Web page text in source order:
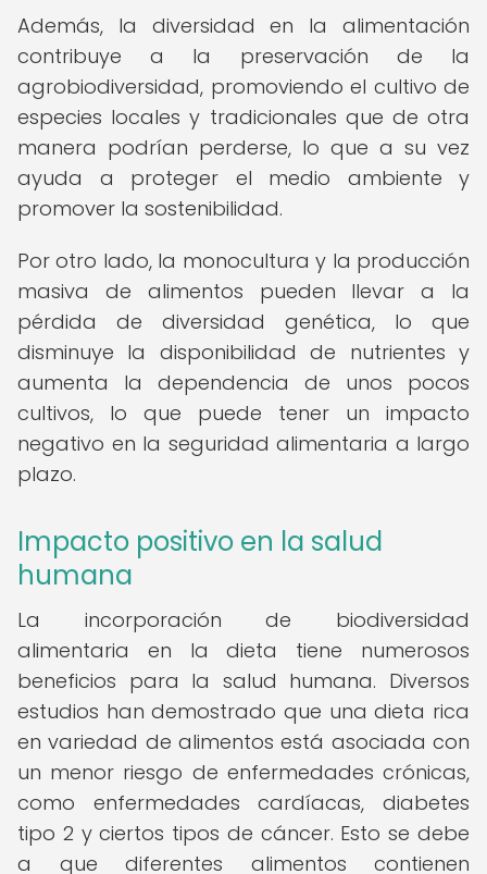
Además, la diversidad en la alimentación
contribuye a la preservación de la
agrobiodiversidad, promoviendo el cultivo de
especies locales y tradicionales que de otra
manera podrían perderse, lo que a su vez
ayuda a proteger el medio ambiente y
promover la sostenibilidad.
Por otro lado, la monocultura y la producción
masiva de alimentos pueden llevar a la
pérdida de diversidad genética, lo que
disminuye la disponibilidad de nutrientes y
aumenta la dependencia de unos pocos
cultivos, lo que puede tener un impacto
negativo en la seguridad alimentaria a largo
plazo.
Impacto positivo en la salud
humana
La incorporación de biodiversidad
alimentaria en la dieta tiene numerosos
beneficios para la salud humana. Diversos
estudios han demostrado que una dieta rica
en variedad de alimentos está asociada con
un menor riesgo de enfermedades crónicas,
como enfermedades cardíacas, diabetes
tipo 2 y ciertos tipos de cáncer. Esto se debe
a que diferentes alimentos contienen